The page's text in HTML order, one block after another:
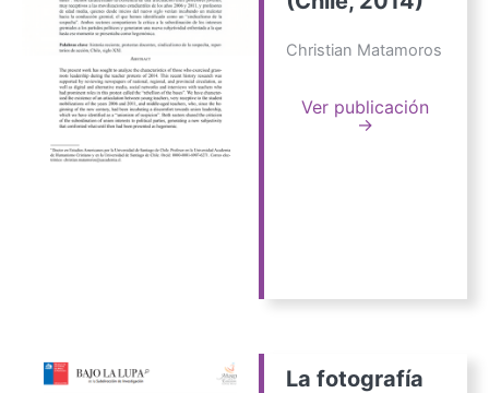
Christian Matamoros
Ver publicación
→
La fotografía